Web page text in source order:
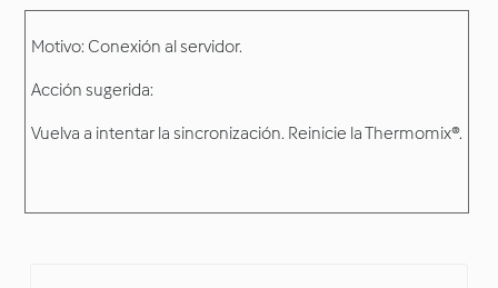
Motivo: Conexión al servidor.
Acción sugerida:
Vuelva a intentar la sincronización. Reinicie la Thermomix®.